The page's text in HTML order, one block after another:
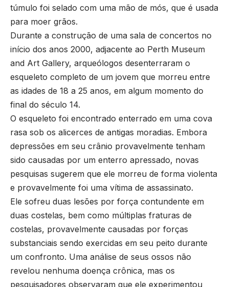
túmulo foi selado com uma mão de mós, que é usada
para moer grãos.
Durante a construção de uma sala de concertos no
início dos anos 2000, adjacente ao Perth Museum
and Art Gallery, arqueólogos desenterraram o
esqueleto completo de um jovem que morreu entre
as idades de 18 a 25 anos, em algum momento do
final do século 14.
O esqueleto foi encontrado enterrado em uma cova
rasa sob os alicerces de antigas moradias. Embora
depressões em seu crânio provavelmente tenham
sido causadas por um enterro apressado, novas
pesquisas sugerem que ele morreu de forma violenta
e provavelmente foi uma vítima de assassinato.
Ele sofreu duas lesões por força contundente em
duas costelas, bem como múltiplas fraturas de
costelas, provavelmente causadas por forças
substanciais sendo exercidas em seu peito durante
um confronto. Uma análise de seus ossos não
revelou nenhuma doença crônica, mas os
pesquisadores observaram que ele experimentou